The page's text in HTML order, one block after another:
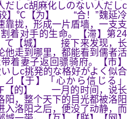
だしc胡麻化しのない人だしc
较】℃【为】 “合！”魏延冷
靠拢，形成一片盾墙，一支支
着对手的生命。【滞】第24
て【城】 接下来发现，长
他走到哪里，都能看到儒者活
着妻子返回骠骑府。【市】
しc挑発的な格好がよく似合
【于】「心から信じる」
℉【的】 一月的时间，说长
阳，整个天下的目光都被洛阳
入洛阳之后，便没了动静，而